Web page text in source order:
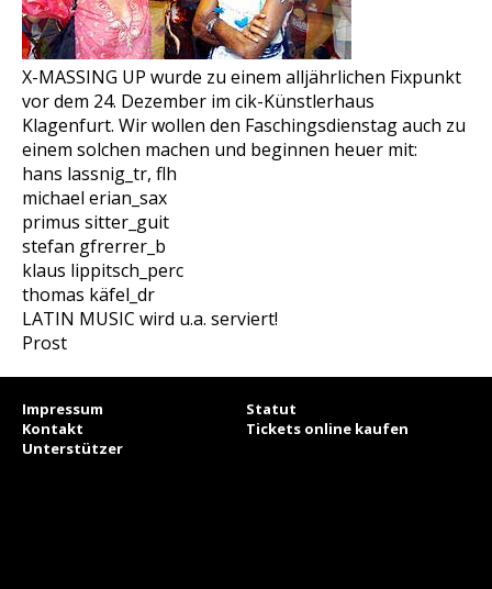
X-MASSING UP wurde zu einem alljährlichen Fixpunkt
vor dem 24. Dezember im cik-Künstlerhaus
Klagenfurt. Wir wollen den Faschingsdienstag auch zu
einem solchen machen und beginnen heuer mit:
hans lassnig_tr, flh
michael erian_sax
primus sitter_guit
stefan gfrerrer_b
klaus lippitsch_perc
thomas käfel_dr
LATIN MUSIC wird u.a. serviert!
Prost
Impressum
Statut
Kontakt
Tickets online kaufen
Unterstützer